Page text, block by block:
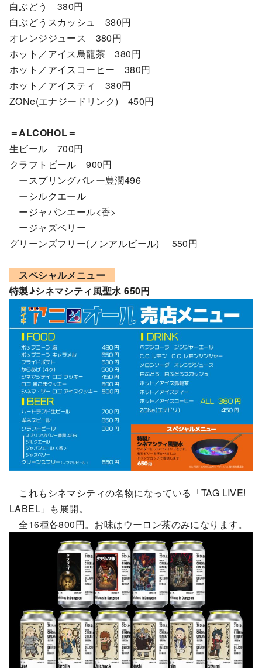
白ぶどう 380円
白ぶどうスカッシュ 380円
オレンジジュース 380円
ホット／アイス烏龍茶 380円
ホット／アイスコーヒー 380円
ホット／アイスティ 380円
ZONe(エナジードリンク) 450円
＝ALCOHOL＝
生ビール 700円
クラフトビール 900円
ースプリングバレー豊潤496
ーシルクエール
ージャパンエール<香>
ージャズベリー
グリーンズフリー(ノンアルビール) 550円
スペシャルメニュー
特製♪シネマシティ風聖水 650円
これもシネマシティの名物になっている「TAG LIVE!
LABEL」も展開。
全16種各800円。お味はウーロン茶のみになります。